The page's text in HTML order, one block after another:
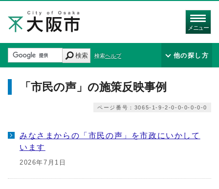
メニュー
検索 検索ヘルプ 他の探し方
「市民の声」の施策反映事例
ページ番号：3065-1-9-2-0-0-0-0-0-0
みなさまからの「市民の声」を市政にいかして
います
2026年7月1日